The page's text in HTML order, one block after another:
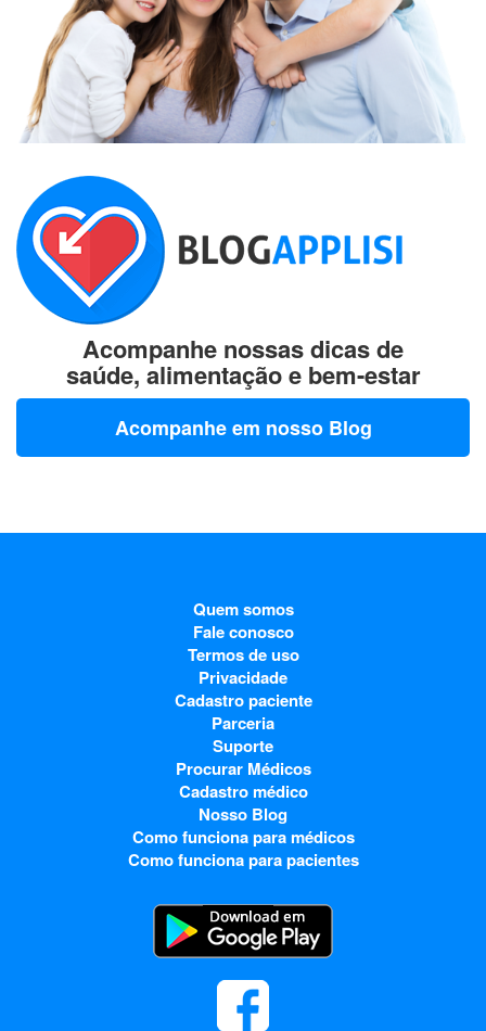
Acompanhe nossas dicas de
saúde, alimentação e bem-estar
Acompanhe em nosso Blog
Quem somos
Fale conosco
Termos de uso
Privacidade
Cadastro paciente
Parceria
Suporte
Procurar Médicos
Cadastro médico
Nosso Blog
Como funciona para médicos
Como funciona para pacientes